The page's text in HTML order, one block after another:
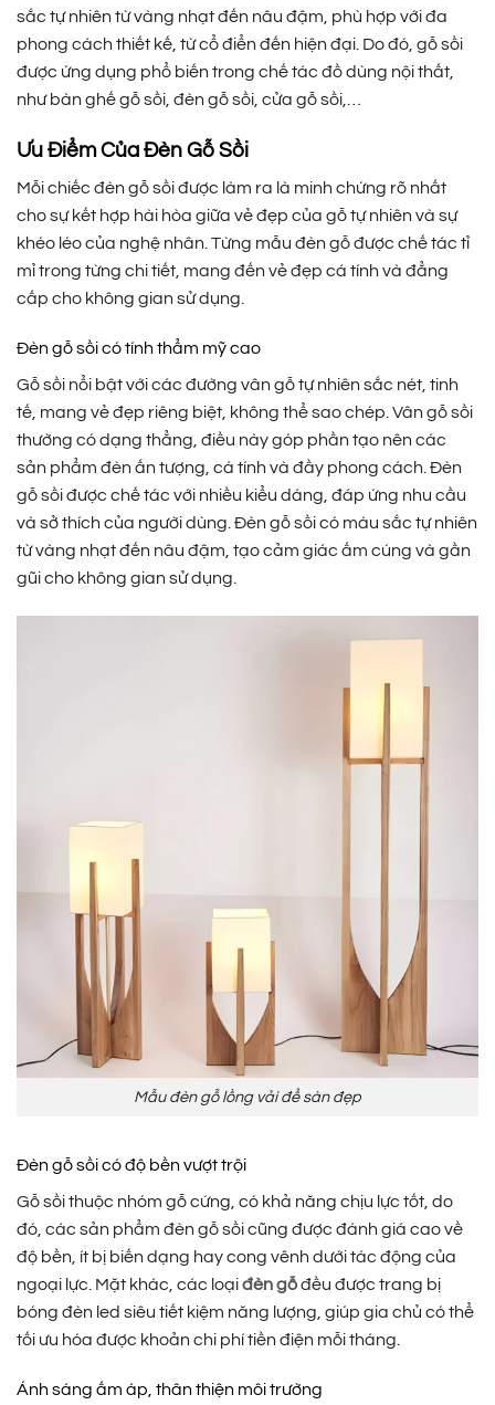
sắc tự nhiên từ vàng nhạt đến nâu đậm, phù hợp với đa
phong cách thiết kế, từ cổ điển đến hiện đại. Do đó, gỗ sồi
được ứng dụng phổ biến trong chế tác đồ dùng nội thất,
như bàn ghế gỗ sồi, đèn gỗ sồi, cửa gỗ sồi,…
Ưu Điểm Của Đèn Gỗ Sồi
Mỗi chiếc đèn gỗ sồi được làm ra là minh chứng rõ nhất
cho sự kết hợp hài hòa giữa vẻ đẹp của gỗ tự nhiên và sự
khéo léo của nghệ nhân. Từng mẫu đèn gỗ được chế tác tỉ
mỉ trong từng chi tiết, mang đến vẻ đẹp cá tính và đẳng
cấp cho không gian sử dụng.
Đèn gỗ sồi có tính thẩm mỹ cao
Gỗ sồi nổi bật với các đường vân gỗ tự nhiên sắc nét, tinh
tế, mang vẻ đẹp riêng biệt, không thể sao chép. Vân gỗ sồi
thường có dạng thẳng, điều này góp phần tạo nên các
sản phẩm đèn ấn tượng, cá tính và đầy phong cách. Đèn
gỗ sồi được chế tác với nhiều kiểu dáng, đáp ứng nhu cầu
và sở thích của người dùng. Đèn gỗ sồi có màu sắc tự nhiên
từ vàng nhạt đến nâu đậm, tạo cảm giác ấm cúng và gần
gũi cho không gian sử dụng.
Mẫu đèn gỗ lồng vải để sàn đẹp
Đèn gỗ sồi có độ bền vượt trội
Gỗ sồi thuộc nhóm gỗ cứng, có khả năng chịu lực tốt, do
đó, các sản phẩm đèn gỗ sồi cũng được đánh giá cao về
độ bền, ít bị biến dạng hay cong vênh dưới tác động của
ngoại lực. Mặt khác, các loạiđèn gỗđều được trang bị
bóng đèn led siêu tiết kiệm năng lượng, giúp gia chủ có thể
tối ưu hóa được khoản chi phí tiền điện mỗi tháng.
Ánh sáng ấm áp, thân thiện môi trường